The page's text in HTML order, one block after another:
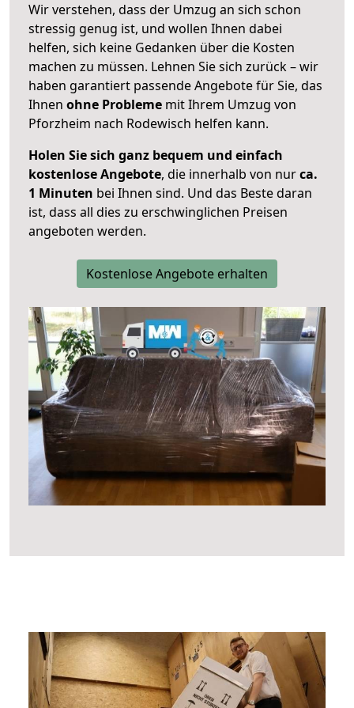
Wir verstehen, dass der Umzug an sich schon
stressig genug ist, und wollen Ihnen dabei
helfen, sich keine Gedanken über die Kosten
machen zu müssen. Lehnen Sie sich zurück – wir
haben garantiert passende Angebote für Sie, das
Ihnen ohne Probleme mit Ihrem Umzug von
Pforzheim nach Rodewisch helfen kann.
Holen Sie sich ganz bequem und einfach
kostenlose Angebote, die innerhalb von nurca.
1 Minuten bei Ihnen sind. Und das Beste daran
ist, dass all dies zu erschwinglichen Preisen
angeboten werden.
Kostenlose Angebote erhalten